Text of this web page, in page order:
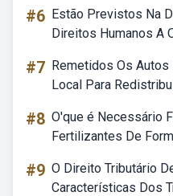
#6 Estão Previstos Na
Direitos Humanos A
#7 Remetidos Os Autos
Local Para
#8 O'que é Necessário
Fertilizantes De
#9 O Direito Tributário
Características Dos